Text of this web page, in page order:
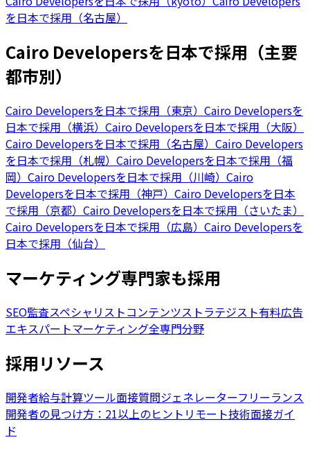
を日本で採用（名古屋）
Cairo Developersを日本で採用（主要
都市別）
Cairo Developersを日本で採用（東京） Cairo Developersを
日本で採用（横浜） Cairo Developersを日本で採用（大阪）
Cairo Developersを日本で採用（名古屋） Cairo Developers
を日本で採用（札幌） Cairo Developersを日本で採用（福
岡） Cairo Developersを日本で採用（川崎） Cairo
Developersを日本で採用（神戸） Cairo Developersを日本
で採用（京都） Cairo Developersを日本で採用（さいたま）
Cairo Developersを日本で採用（広島） Cairo Developersを
日本で採用（仙台）
マーケティング専門家も採用
SEO監査スペシャリストコンテンツストラテジスト有料広告
エキスパートマーケティング全専門分野
採用リソース
開発者給与計算ツール面接質問ジェネレーターフリーランス
開発者の見つけ方：21以上のヒント リモート技術面接ガイ
ド